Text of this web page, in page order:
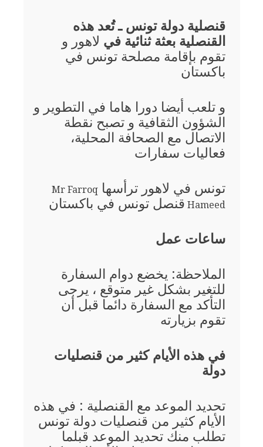
قنصلية دولة تونس ـ تُعد هذه
القنصلية بعثة ثنائية في لاهور و
تقوم بإقامة مصلحة تونس في
باكستان
و تلعب أيضا دورا هاما في التطوير و
الشؤون الثقافية و تصبح نقطة
الاتصال مع الصحافة المحلية،
فعاليات سفارات
تونس في لاهور ترأسها Mr Farroq
Hameed قنصل تونس في باكستان
ساعات عمل
الملاحظة: يخضع دوام السفارة
للتغير بشكل غير متوقع ، يرجى
التأكد مع السفارة دائما قبل أن
تقوم بزيارته
في هذه الأيام كثير من قنصليات
دولة
تحديد الموعد مع القنصلية : في هذه
الأيام كثير من قنصليات دولة تونس
تطلب منك تحديد الموعد قبلما